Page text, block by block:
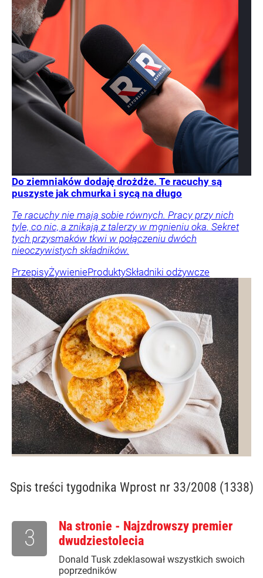
Do ziemniaków dodaję drożdże. Te racuchy są
puszyste jak chmurka i sycą na długo
Te racuchy nie mają sobie równych. Pracy przy nich
tyle, co nic, a znikają z talerzy w mgnieniu oka. Sekret
tych przysmaków tkwi w połączeniu dwóch
nieoczywistych składników.
PrzepisyŻywienieProduktySkładniki odżywcze
Spis treści tygodnika Wprost nr 33/2008 (1338)
Na stronie - Najzdrowszy premier
dwudziestolecia
Donald Tusk zdeklasował wszystkich swoich
poprzedników
3